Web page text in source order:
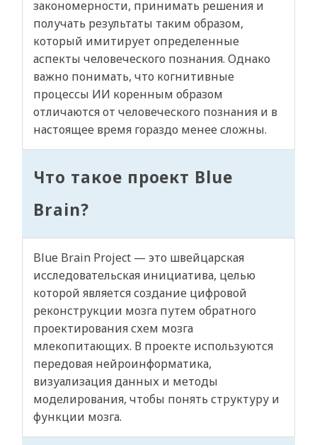
закономерности, принимать решения и
получать результаты таким образом,
который имитирует определенные
аспекты человеческого познания. Однако
важно понимать, что когнитивные
процессы ИИ коренным образом
отличаются от человеческого познания и в
настоящее время гораздо менее сложны.
Что такое проект Blue
Brain?
Blue Brain Project — это швейцарская
исследовательская инициатива, целью
которой является создание цифровой
реконструкции мозга путем обратного
проектирования схем мозга
млекопитающих. В проекте используются
передовая нейроинформатика,
визуализация данных и методы
моделирования, чтобы понять структуру и
функции мозга.